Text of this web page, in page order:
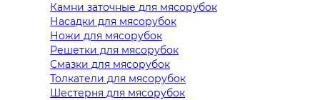
Камни заточные для мясорубок
Насадки для мясорубок
Ножи для мясорубок
Решетки для мясорубок
Смазки для мясорубок
Толкатели для мясорубок
Шестерня для мясорубок